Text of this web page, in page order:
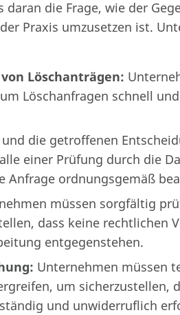
die Frage, wie der
Praxis umzusetzen ist.
Löschanträgen:
Löschanfragen schnell
und die getroffenen
einer Prüfung durch die
Anfrage ordnungsgemäß
müssen sorgfältig
dass keine rechtlichen
entgegenstehen.
Unternehmen müssen
um sicherzustellen,
und unwiderruflich